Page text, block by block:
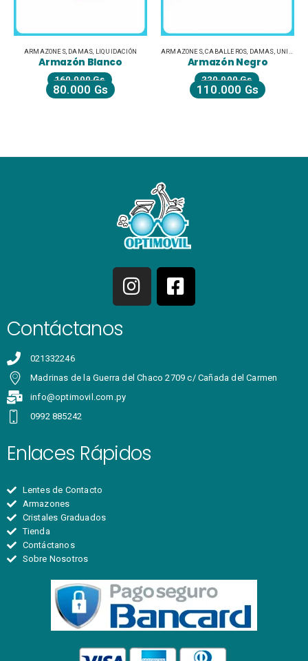
ARMAZONES, DAMAS LIQUIDACIÓN
Armazón Blanco
160.000Gs
80.000 Gs
ARMAZONES,CABALLEROS DAMAS UNISEX JUVENILES
Armazón Negro
220.000Gs
110.000 Gs
Contáctanos
021332246
Madrinas de la Guerra del Chaco 2709 c/ Cañada del Carmen
info@optimovil.com.py
0992 885242
Enlaces Rápidos
Lentes de Contacto
Armazones
Cristales Graduados
Tienda
Contáctanos
Sobre Nosotros